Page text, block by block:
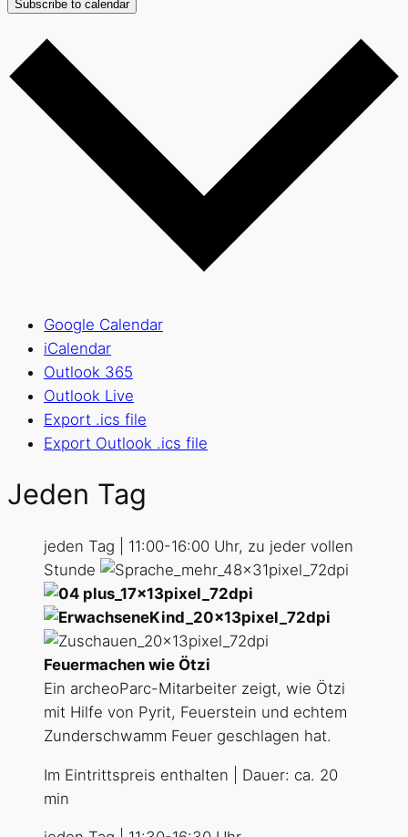
Subscribe to calendar
Google Calendar
iCalendar
Outlook 365
Outlook Live
Export .ics file
Export Outlook .ics file
Jeden Tag
jeden Tag | 11:00-16:00 Uhr, zu jeder vollen
Stunde
Feuermachen wie Ötzi
Ein archeoParc-Mitarbeiter zeigt, wie Ötzi
mit Hilfe von Pyrit, Feuerstein und echtem
Zunderschwamm Feuer geschlagen hat.
Im Eintrittspreis enthalten | Dauer: ca. 20
min